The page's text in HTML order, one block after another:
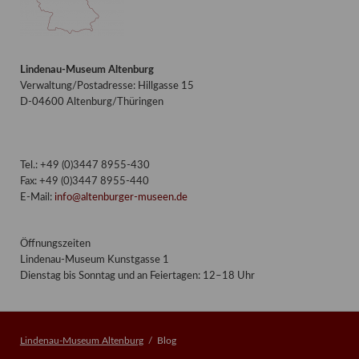
Lindenau-Museum Altenburg
Verwaltung/Postadresse: Hillgasse 15
D-04600 Altenburg/Thüringen
Tel.: +49 (0)3447 8955-430
Fax: +49 (0)3447 8955-440
E-Mail: info@altenburger-museen.de
Öffnungszeiten
Lindenau-Museum Kunstgasse 1
Dienstag bis Sonntag und an Feiertagen: 12–18 Uhr
Lindenau-Museum Altenburg Blog